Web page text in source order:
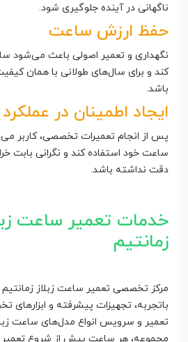
ناگهانی در آینده جلوگیری شود.
حفظ ارزش ساعت
نگهداری و تعمیر اصولی باعث می‌شود
کند و برای سال‌های طولانی با همان
باشد.
ایجاد اطمینان در
پس از انجام تعمیرات تخصصی، کاربر
ساعت خود استفاده کند و نگرانی بابت
دقت نداشته باشد.
خدمات تعمیر ساعت
زمانتیم
مرکز تخصصی تعمیر ساعت زبلاز زمانتیم
باتجربه، تجهیزات پیشرفته و
تعمیر و سرویس انواع مدل‌های ساعت
مجموعه، هر ساعت پیش از شروع